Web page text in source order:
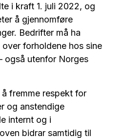
i kraft 1. juli 2022, og
å gjennomføre
Bedrifter må ha
forholdene hos sine
også utenfor Norges
fremme respekt for
og anstendige
internt og i
bidrar samtidig til